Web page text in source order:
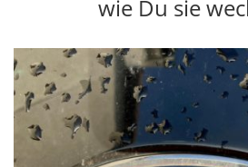
wie Du sie